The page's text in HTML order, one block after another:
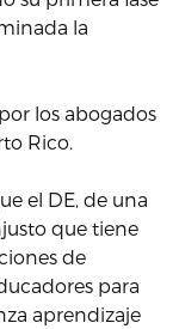
la
los abogados
Rico.
el DE, de una
que tiene
de
para
aprendizaje